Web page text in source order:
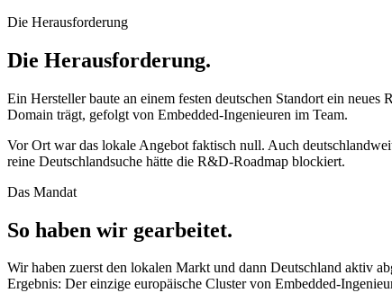
Die Herausforderung
Die Herausforderung.
Ein Hersteller baute an einem festen deutschen Standort ein
Domain trägt, gefolgt von Embedded-Ingenieuren im Team.
Vor Ort war das lokale Angebot faktisch null. Auch
reine Deutschlandsuche hätte die R&D-Roadmap blockiert.
Das Mandat
So haben wir gearbeitet.
Wir haben zuerst den lokalen Markt und dann Deutschland aktiv
Ergebnis: Der einzige europäische Cluster von Embedded-